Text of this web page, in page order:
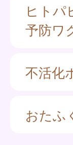
ヒトパ
予防ワ
不活化
おたふ